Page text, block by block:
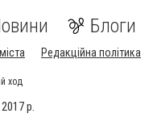
Блоги
Редакційна політика
ход
р.